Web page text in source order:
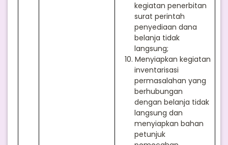
kegiatan penerbitan
surat perintah
penyediaan dana
belanja tidak
langsung;
10. Menyiapkan kegiatan
inventarisasi
permasalahan yang
berhubungan
dengan belanja tidak
langsung dan
menyiapkan bahan
petunjuk